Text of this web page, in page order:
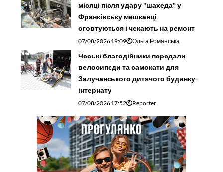
місяці після удару "шахеда" у
Франківську мешканці
оговтуються і чекають на ремонт
07/08/2026 19:09 Ольга Романська
Чеські благодійники передали
велосипеди та самокати для
Залучанського дитячого будинку-
інтернату
07/08/2026 17:52 Reporter